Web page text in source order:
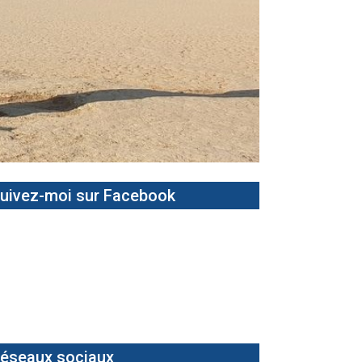
moi sur Facebook
sociaux